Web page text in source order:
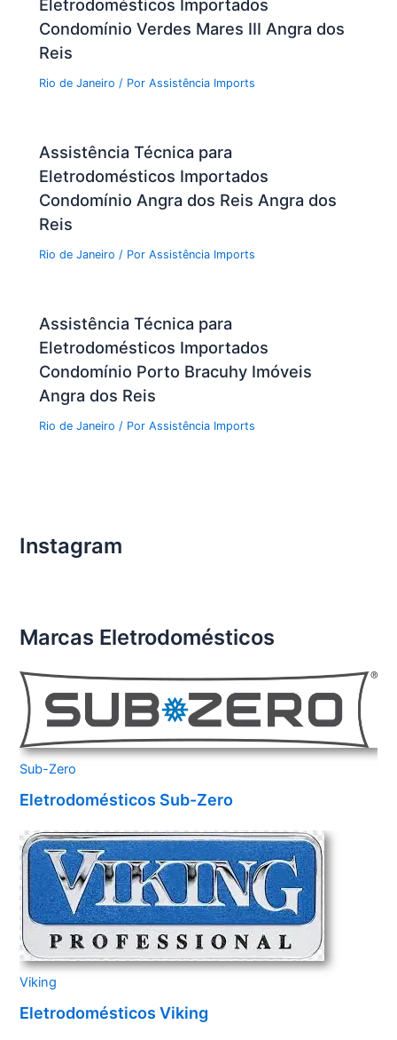
Eletrodomésticos Importados
Condomínio Verdes Mares III Angra dos
Reis
Rio de Janeiro / PorAssistência Imports
Assistência Técnica para
Eletrodomésticos Importados
Condomínio Angra dos Reis Angra dos
Reis
Rio de Janeiro / PorAssistência Imports
Assistência Técnica para
Eletrodomésticos Importados
Condomínio Porto Bracuhy Imóveis
Angra dos Reis
Rio de Janeiro / PorAssistência Imports
Instagram
Marcas Eletrodomésticos
Sub-Zero
Eletrodomésticos Sub-Zero
Viking
Eletrodomésticos Viking